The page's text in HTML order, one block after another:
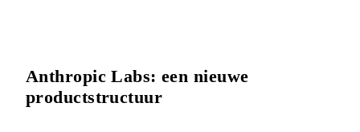
Anthropic Labs: een nieuwe
productstructuur